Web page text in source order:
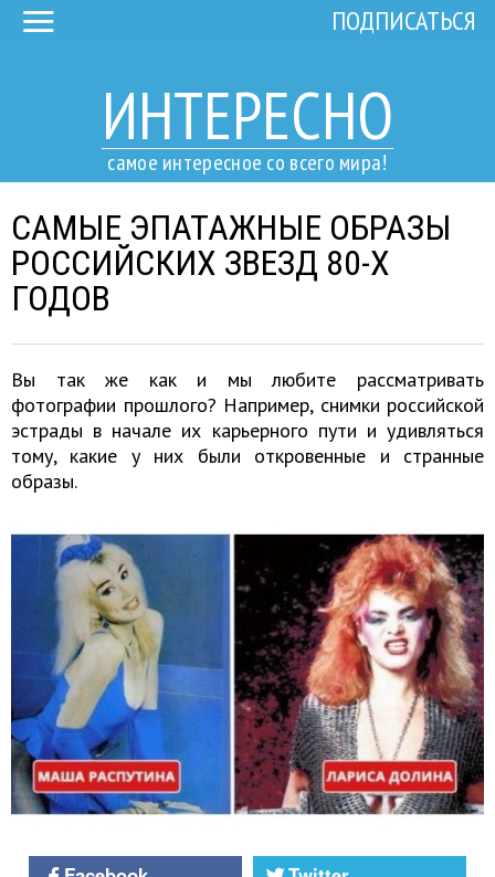
ИНТЕРЕСНО
самое интересное со всего мира!
ПОДПИСАТЬСЯ
САМЫЕ ЭПАТАЖНЫЕ ОБРАЗЫ
РОССИЙСКИХ ЗВЕЗД 80-Х
ГОДОВ
Вы так же как и мы любите рассматривать
фотографии прошлого? Например, снимки российской
эстрады в начале их карьерного пути и удивляться
тому, какие у них были откровенные и странные
образы.